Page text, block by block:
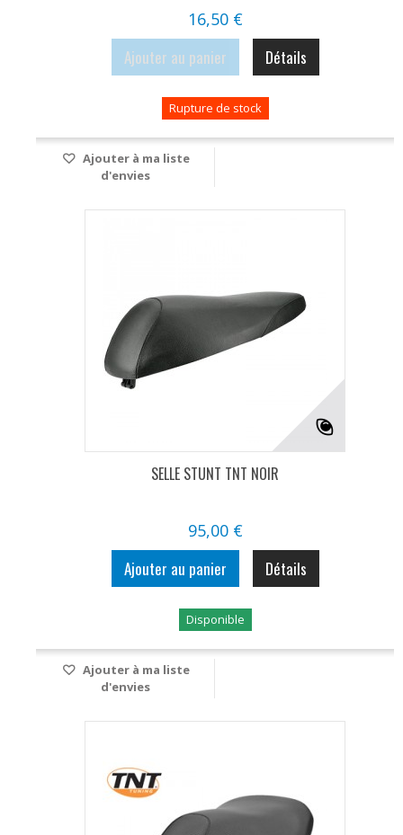
16,50 €
Ajouter au panier Détails
Rupture de stock
Ajouter à ma liste
d'envies
SELLE STUNT TNT NOIR
95,00 €
Ajouter au panier Détails
Disponible
Ajouter à ma liste
d'envies